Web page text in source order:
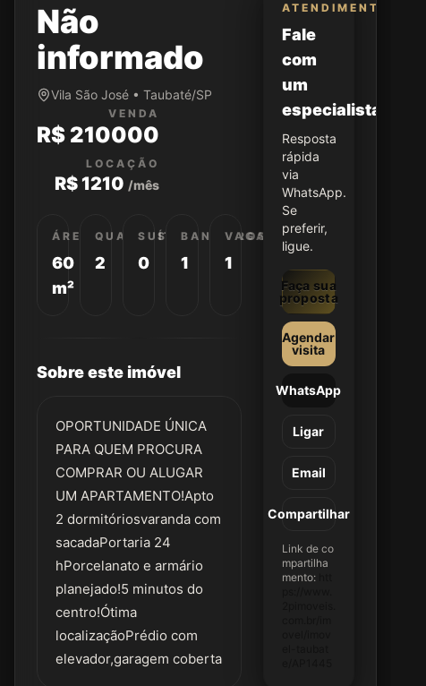
Não
informado
Vila São José • Taubaté/SP
VENDA
R$ 210000
LOCAÇÃO
R$ 1210 /mês
ÁREA
60
m²
QUARTOS
2
SUÍTES
0
BANHEIROS
1
VAGAS
1
Sobre este imóvel
OPORTUNIDADE ÚNICA
PARA QUEM PROCURA
COMPRAR OU ALUGAR
UM APARTAMENTO!Apto
2 dormitóriosvaranda com
sacadaPortaria 24
hPorcelanato e armário
planejado!5 minutos do
centro!Ótima
localizaçãoPrédio com
elevador,garagem coberta
ATENDIMENTO
Fale
com
um
especialista
Resposta
rápida
via
WhatsApp.
Se
preferir,
ligue.
Faça sua
proposta
Agendar
visita
WhatsApp
Ligar
Email
Compartilhar
Link de co
mpartilha
mento: